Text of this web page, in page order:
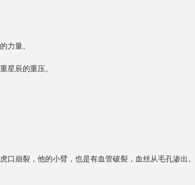
力量。
星辰的重压。
口崩裂，他的小臂，也是有血管破裂，血丝从毛孔渗出。